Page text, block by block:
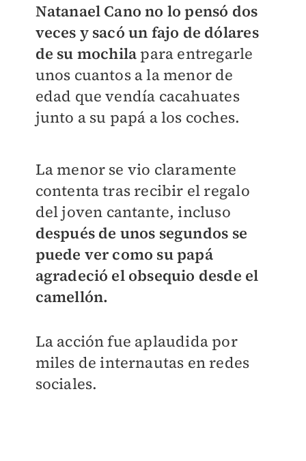
Natanael Cano no lo pensó dos
veces y sacó un fajo de dólares
de su mochila para entregarle
unos cuantos a la menor de
edad que vendía cacahuates
junto a su papá a los coches.
La menor se vio claramente
contenta tras recibir el regalo
del joven cantante, incluso
después de unos segundos se
puede ver como su papá
agradeció el obsequio desde el
camellón.
La acción fue aplaudida por
miles de internautas en redes
sociales.